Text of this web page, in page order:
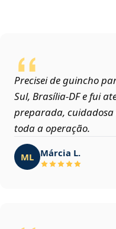
Precisei de guincho
Sul, Brasília‑DF e fui
preparada,
toda a operação.
ML Márcia L.